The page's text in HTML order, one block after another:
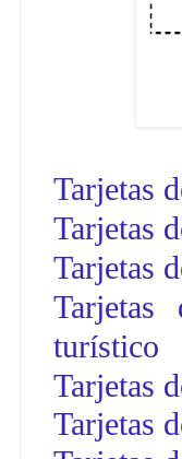
Tarjetas
Tarjetas
Tarjetas
Tarjetas
turístico
Tarjetas
Tarjetas